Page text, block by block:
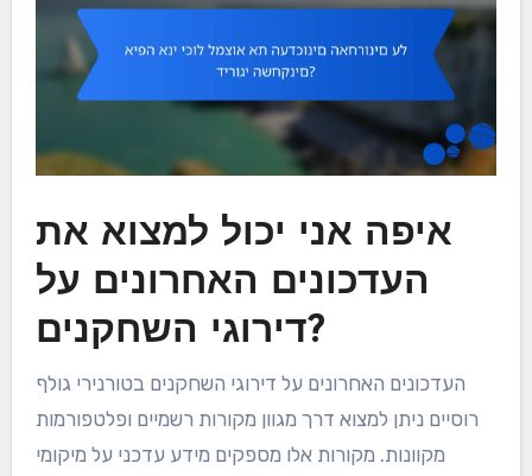
איפה אני יכול למצוא את
העדכונים האחרונים על
דירוגי השחקנים?
העדכונים האחרונים על דירוגי השחקנים בטורנירי גולף
רוסיים ניתן למצוא דרך מגוון מקורות רשמיים ופלטפורמות
מקוונות. מקורות אלו מספקים מידע עדכני על מיקומי